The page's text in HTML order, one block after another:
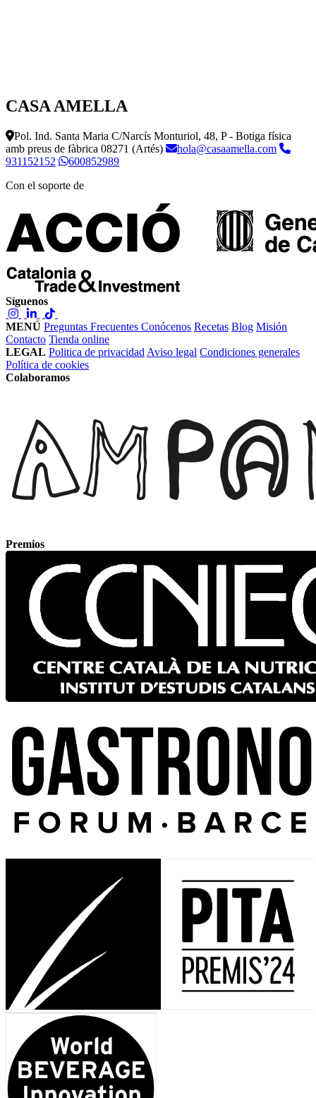
CASA AMELLA
Pol. Ind. Santa Maria C/Narcís Monturiol, 48, P - Botiga física
amb preus de fàbrica 08271 (Artés)
hola@casaamella.com
931152152
600852989
Con el soporte de
Síguenos
MENÚ Preguntas Frecuentes Conócenos Recetas Blog Misión
Contacto Tienda online
LEGAL Politica de privacidad Aviso legal Condiciones generales
Política de cookies
Colaboramos
Premios